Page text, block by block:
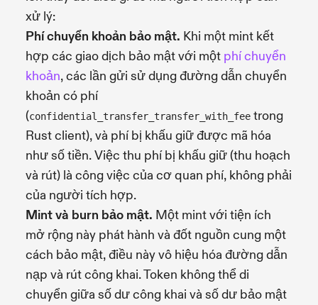
xử lý:
Phí chuyển khoản bảo mật. Khi một mint kết
hợp các giao dịch bảo mật với một phí chuyển
khoản, các lần gửi sử dụng đường dẫn chuyển
khoản có phí
(confidential_transfer_transfer_with_fee trong
Rust client), và phí bị khấu giữ được mã hóa
như số tiền. Việc thu phí bị khấu giữ (thu hoạch
và rút) là công việc của cơ quan phí, không phải
của người tích hợp.
Mint và burn bảo mật. Một mint với tiện ích
mở rộng này phát hành và đốt nguồn cung một
cách bảo mật, điều này vô hiệu hóa đường dẫn
nạp và rút công khai. Token không thể di
chuyển giữa số dư công khai và số dư bảo mật